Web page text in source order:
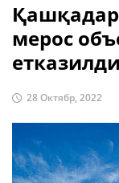
мерос
етказилди
28 Октябр, 2022